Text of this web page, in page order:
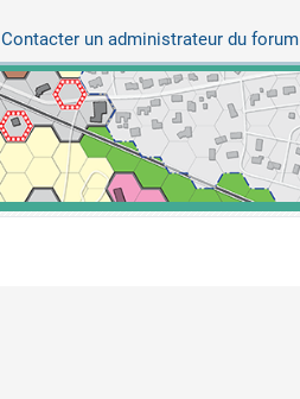
Contacter un administrateur du forum